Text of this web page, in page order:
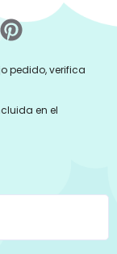
pedido, verifica
en el